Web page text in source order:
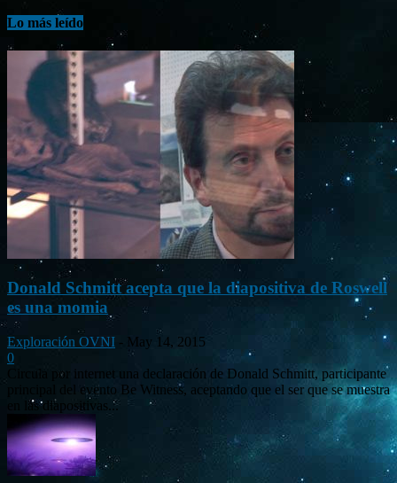
Lo más leído
Donald Schmitt acepta que la diapositiva de Roswell
es una momia
Exploración OVNI - May 14, 2015
0
Circula por internet una declaración de Donald Schmitt, participante
principal del evento Be Witness, aceptando que el ser que se muestra
en las diapositivas...